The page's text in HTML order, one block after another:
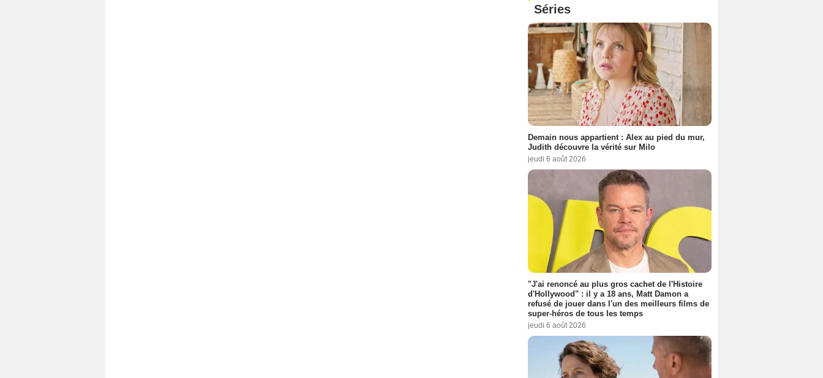
Séries
Demain nous appartient : Alex au pied du mur,
Judith découvre la vérité sur Milo
jeudi 6 août 2026
"J'ai renoncé au plus gros cachet de l'Histoire
d'Hollywood" : il y a 18 ans, Matt Damon a
refusé de jouer dans l'un des meilleurs films de
super-héros de tous les temps
jeudi 6 août 2026